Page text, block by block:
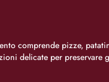
comprende pizze,
delicate per preservare